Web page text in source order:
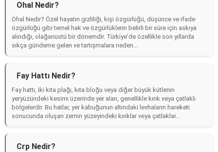
Ohal Nedir?
Ohal Nedir? Özel hayatın gizliliği, kişi özgürlüğü, düşünce ve ifade
özgürlüğü gibi temel hak ve özgürlüklerin belirli bir süre için askıya
alındığı, olağanüstü bir dönemdir. Türkiye'de özellikle son yıllarda
sıkça gündeme gelen ve tartışmalara neden...
Fay Hattı Nedir?
Fay hattı, iki kıta plağı, kıta bloğu veya diğer büyük kütlenin
yeryüzündeki kesimi üzerinde yer alan, genellikle kırık veya çatlaklı
bölgelerdir. Bu hatlar, yer kabuğunun altındaki levhaların hareketi
sonucunda oluşan zemin yüzeyindeki kırıklar veya çatlaklar...
Crp Nedir?